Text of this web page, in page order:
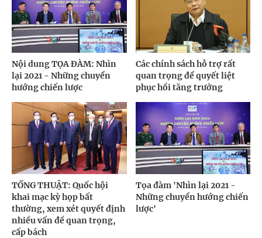
Nội dung TỌA ĐÀM: Nhìn
lại 2021 - Những chuyển
hướng chiến lược
Các chính sách hỗ trợ rất
quan trọng để quyết liệt
phục hồi tăng trưởng
TỔNG THUẬT: Quốc hội
khai mạc kỳ họp bất
thường, xem xét quyết định
nhiều vấn đề quan trọng,
cấp bách
Tọa đàm 'Nhìn lại 2021 -
Những chuyển hướng chiến
lược'